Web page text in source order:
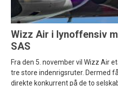
Wizz Air i lynoffensiv
SAS
Fra den 5. november vil Wizz Air
tre store indenrigsruter. Dermed
direkte konkurrent på de to